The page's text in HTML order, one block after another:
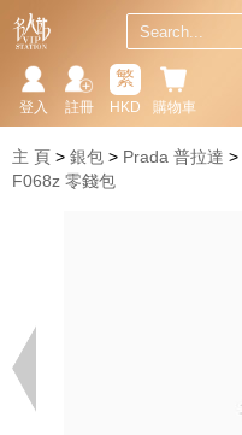
購物車
繁
HKD
註冊
登入
主 頁 銀包 Prada 普拉達
F068z 零錢包